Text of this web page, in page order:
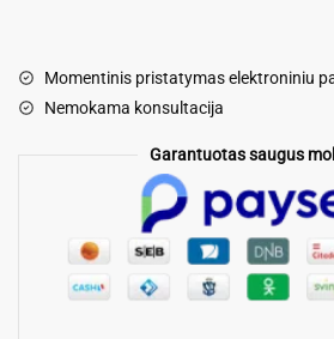
Momentinis pristatymas elektroniniu
Nemokama konsultacija
Garantuotas saugus